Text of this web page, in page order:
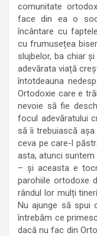
comunitate
face din ea o
încântare cu
cu frumusețea
slujbelor, ba chiar
adevărata viață
întotdeauna
Ortodoxie care e
nevoie să fie
focul adevăratului
să îi trebuiască
ceva pe care-l
asta, atunci
– și aceasta e
parohiile ortodoxe
rândul lor mulți
Nu ajunge să spui
întrebăm ce
dacă nu fac din